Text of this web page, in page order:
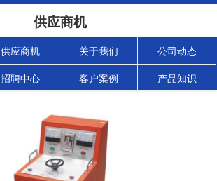
供应商机
供应商机 关于我们 公司动态
招聘中心 客户案例 产品知识